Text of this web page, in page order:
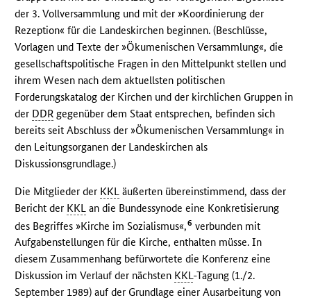
der 3. Vollversammlung und mit der »Koordinierung der
Rezeption« für die Landeskirchen beginnen. (Beschlüsse,
Vorlagen und Texte der »Ökumenischen Versammlung«, die
gesellschaftspolitische Fragen in den Mittelpunkt stellen und
ihrem Wesen nach dem aktuellsten politischen
Forderungskatalog der Kirchen und der kirchlichen Gruppen in
der DDR gegenüber dem Staat entsprechen, befinden sich
bereits seit Abschluss der »Ökumenischen Versammlung« in
den Leitungsorganen der Landeskirchen als
Diskussionsgrundlage.)
Die Mitglieder der KKL äußerten übereinstimmend, dass der
Bericht der KKL an die Bundessynode eine Konkretisierung
des Begriffes »Kirche im Sozialismus«,6 verbunden mit
Aufgabenstellungen für die Kirche, enthalten müsse. In
diesem Zusammenhang befürwortete die Konferenz eine
Diskussion im Verlauf der nächsten KKL-Tagung (1./2.
September 1989) auf der Grundlage einer Ausarbeitung von